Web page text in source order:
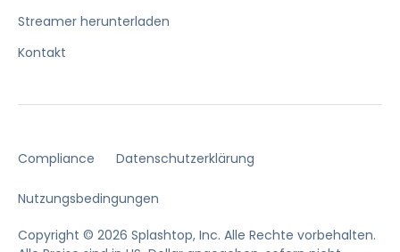
Streamer herunterladen
Kontakt
Compliance Datenschutzerklärung
Nutzungsbedingungen
Copyright © 2026 Splashtop, Inc. Alle Rechte vorbehalten.